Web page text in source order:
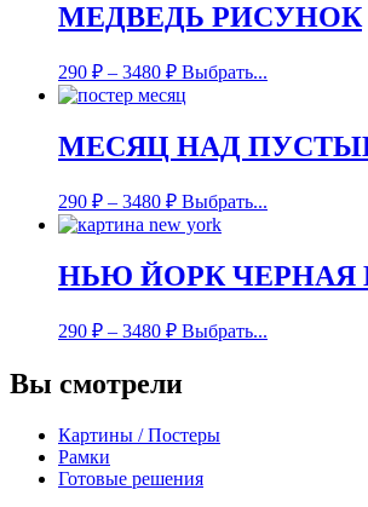
МЕДВЕДЬ РИСУНОК
290 ₽ – 3480 ₽ Выбрать...
МЕСЯЦ НАД
290 ₽ – 3480 ₽ Выбрать...
НЬЮ ЙОРК ЧЕРНАЯ
290 ₽ – 3480 ₽ Выбрать...
Вы смотрели
Картины / Постеры
Рамки
Готовые решения